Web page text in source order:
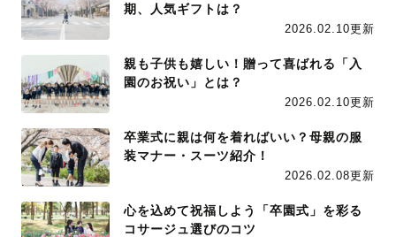
期、人気ギフトは？
2026.02.10更新
親も子供も嬉しい！贈って喜ばれる「入
園のお祝い」とは？
2026.02.10更新
卒業式に親は何を着ればいい？母親の服
装マナー・スーツ紹介！
2026.02.08更新
心を込めて祝福しよう「卒園式」を彩る
コサージュ選びのコツ